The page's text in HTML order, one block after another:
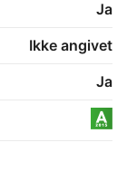
Ja
Ikke angivet
Ja